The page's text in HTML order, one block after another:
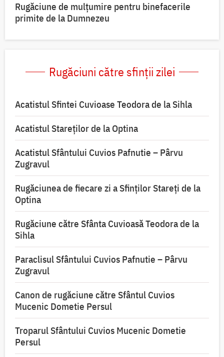
Rugăciune de mulțumire pentru binefacerile
primite de la Dumnezeu
Rugăciuni către sfinții zilei
Acatistul Sfintei Cuvioase Teodora de la Sihla
Acatistul Stareţilor de la Optina
Acatistul Sfântului Cuvios Pafnutie – Pârvu
Zugravul
Rugăciunea de fiecare zi a Sfinților Stareți de la
Optina
Rugăciune către Sfânta Cuvioasă Teodora de la
Sihla
Paraclisul Sfântului Cuvios Pafnutie – Pârvu
Zugravul
Canon de rugăciune către Sfântul Cuvios
Mucenic Dometie Persul
Troparul Sfântului Cuvios Mucenic Dometie
Persul